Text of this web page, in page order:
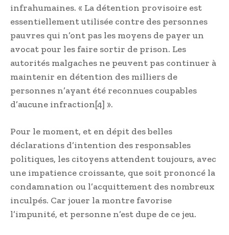
infrahumaines. « La détention provisoire est
essentiellement utilisée contre des personnes
pauvres qui n’ont pas les moyens de payer un
avocat pour les faire sortir de prison. Les
autorités malgaches ne peuvent pas continuer à
maintenir en détention des milliers de
personnes n’ayant été reconnues coupables
d’aucune infraction[4] ».
Pour le moment, et en dépit des belles
déclarations d’intention des responsables
politiques, les citoyens attendent toujours, avec
une impatience croissante, que soit prononcé la
condamnation ou l’acquittement des nombreux
inculpés. Car jouer la montre favorise
l’impunité, et personne n’est dupe de ce jeu.